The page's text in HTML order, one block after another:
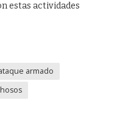
estas actividades
armado